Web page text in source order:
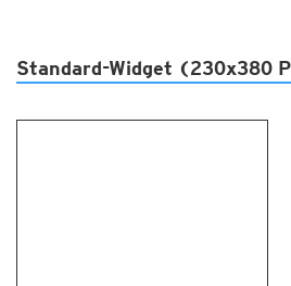
Standard-Widget (230x380